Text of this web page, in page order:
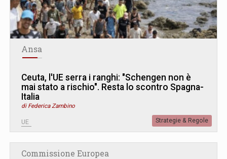
Ansa
Ceuta, l'UE serra i ranghi: "Schengen non è
mai stato a rischio". Resta lo scontro Spagna-
Italia
di Federica Zambino
UE Strategie & Regole
Commissione Europea